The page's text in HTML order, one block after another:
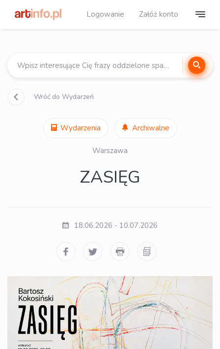
Logowanie Załóż konto
Wróć do Wydarzeń
Wydarzenia Archiwalne
Warszawa
ZASIĘG
18.06.2026 - 10.07.2026